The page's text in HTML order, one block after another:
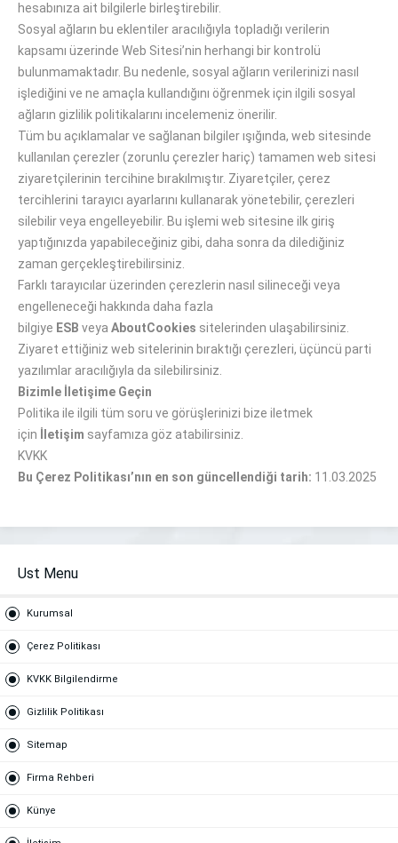
hesabınıza ait bilgilerle birleştirebilir.
Sosyal ağların bu eklentiler aracılığıyla topladığı verilerin
kapsamı üzerinde Web Sitesi’nin herhangi bir kontrolü
bulunmamaktadır. Bu nedenle, sosyal ağların verilerinizi nasıl
işlediğini ve ne amaçla kullandığını öğrenmek için ilgili sosyal
ağların gizlilik politikalarını incelemeniz önerilir.
Tüm bu açıklamalar ve sağlanan bilgiler ışığında, web sitesinde
kullanılan çerezler (zorunlu çerezler hariç) tamamen web sitesi
ziyaretçilerinin tercihine bırakılmıştır. Ziyaretçiler, çerez
tercihlerini tarayıcı ayarlarını kullanarak yönetebilir, çerezleri
silebilir veya engelleyebilir. Bu işlemi web sitesine ilk giriş
yaptığınızda yapabileceğiniz gibi, daha sonra da dilediğiniz
zaman gerçekleştirebilirsiniz.
Farklı tarayıcılar üzerinden çerezlerin nasıl silineceği veya
engelleneceği hakkında daha fazla
bilgiye ESB veya AboutCookies sitelerinden ulaşabilirsiniz.
Ziyaret ettiğiniz web sitelerinin bıraktığı çerezleri, üçüncü parti
yazılımlar aracılığıyla da silebilirsiniz.
Bizimle İletişime Geçin
Politika ile ilgili tüm soru ve görüşlerinizi bize iletmek
için
İletişim sayfamıza göz atabilirsiniz.
KVKK
Bu Çerez Politikası’nın en son güncellendiği tarih: 11.03.2025
Ust Menu
Kurumsal
Çerez Politikası
KVKK Bilgilendirme
Gizlilik Politikası
Sitemap
Firma Rehberi
Künye